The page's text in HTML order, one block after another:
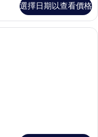
選擇日期以查看價格
套房（一房一廳） | 起居區 | 55-